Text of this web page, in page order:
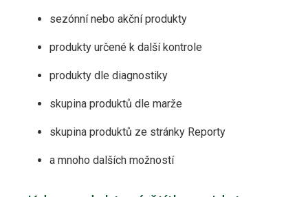
sezónní nebo akční produkty
produkty určené k další kontrole
produkty dle diagnostiky
skupina produktů dle marže
skupina produktů ze stránky Reporty
a mnoho dalších možností